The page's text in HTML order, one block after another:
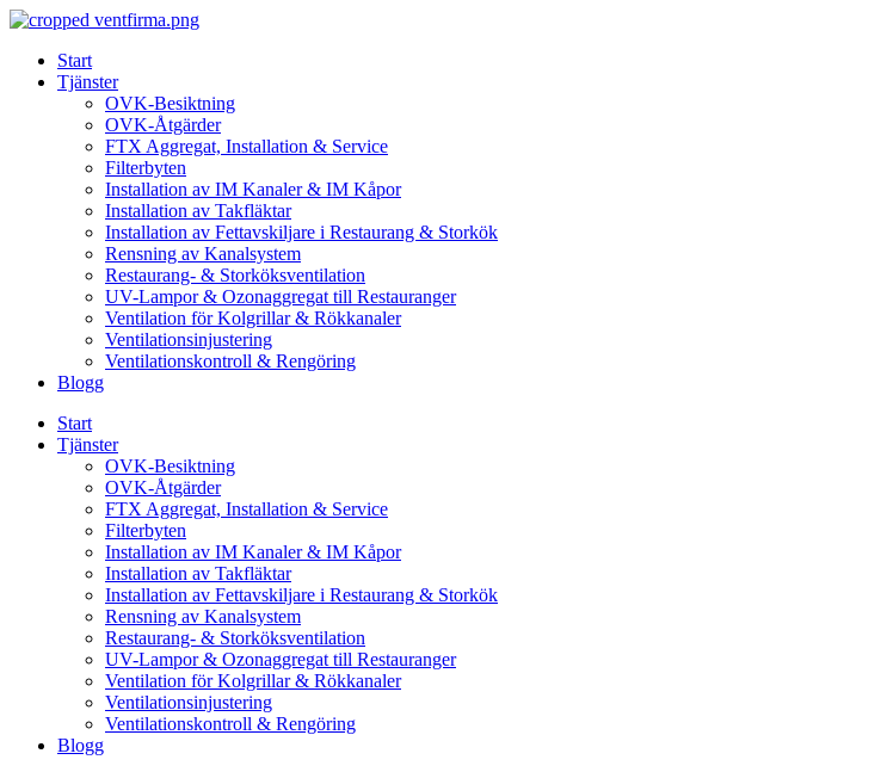
Skip
contentStart
Tjänster
OVK-Besiktning
OVK-Åtgärder
FTX Aggregat, Installation & Service
Filterbyten
Installation av IM Kanaler & IM Kåpor
Installation av Takfläktar
Installation av Fettavskiljare i Restaurang & Storkök
Rensning av Kanalsystem
Restaurang- & Storköksventilation
UV-Lampor & Ozonaggregat till Restauranger
Ventilation för Kolgrillar & Rökkanaler
Ventilationsinjustering
Ventilationskontroll & Rengöring
Blogg
Start
Tjänster
OVK-Besiktning
OVK-Åtgärder
FTX Aggregat, Installation & Service
Filterbyten
Installation av IM Kanaler & IM Kåpor
Installation av Takfläktar
Installation av Fettavskiljare i Restaurang & Storkök
Rensning av Kanalsystem
Restaurang- & Storköksventilation
UV-Lampor & Ozonaggregat till Restauranger
Ventilation för Kolgrillar & Rökkanaler
Ventilationsinjustering
Ventilationskontroll & Rengöring
Blogg